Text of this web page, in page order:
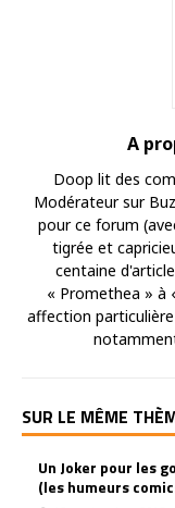
A
Doop lit des
Modérateur sur
pour ce forum
tigrée et
centaine
« Promethea » à
affection
SUR LE MÊME
Un Joker pour les
(les humeurs